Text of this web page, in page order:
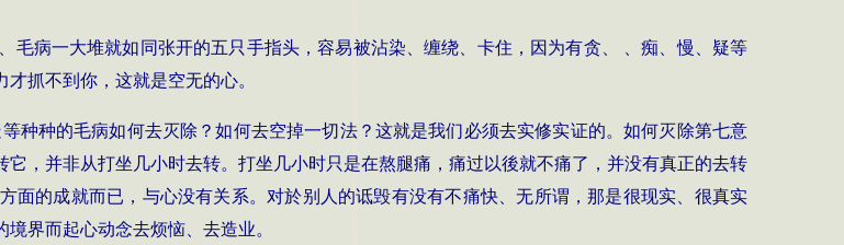
毛病一大堆就如同张开的五只手指头，容易被沾染、缠绕、卡住，因为有贪、 、痴、慢、疑等
抓不到你，这就是空无的心。
种种的毛病如何去灭除？如何去空掉一切法？这就是我们必须去实修实证的。如何灭除第七意
，并非从打坐几小时去转。打坐几小时只是在熬腿痛，痛过以後就不痛了，并没有真正的去转
面的成就而已，与心没有关系。对於别人的诋毁有没有不痛快、无所谓 ，那是很现实、很真实
界而起心动念去烦恼、去造业。